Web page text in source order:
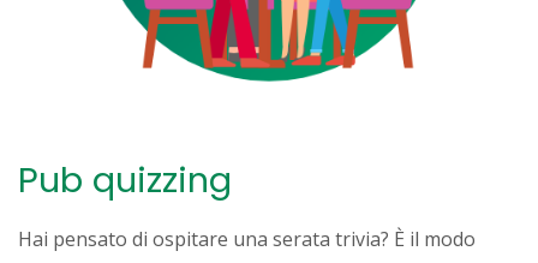
Pub quizzing
Hai pensato di ospitare una serata trivia? È il modo